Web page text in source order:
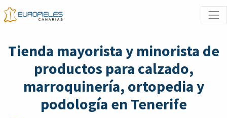
Tienda mayorista y minorista de
productos para calzado,
marroquinería, ortopedia y
podología en Tenerife